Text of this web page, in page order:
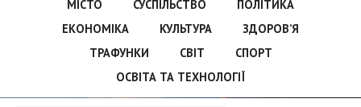
МІСТО СУСПІЛЬСТВО
ПОЛІТИКА
ЕКОНОМІКА
КУЛЬТУРА
ЗДОРОВ’Я
ТРАФУНКИ
СВІТ
СПОРТ
ОСВІТА ТА ТЕХНОЛОГІЇ